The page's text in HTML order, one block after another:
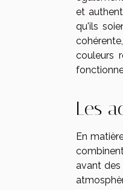
et
qu'ils
couleurs
Les
En
avant